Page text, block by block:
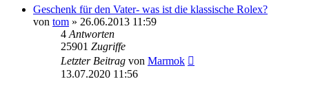
Geschenk für den Vater- was ist die klassische Rolex?
von tom » 26.06.2013 11:59
4 Antworten
25901 Zugriffe
Letzter Beitrag von Marmok
13.07.2020 11:56